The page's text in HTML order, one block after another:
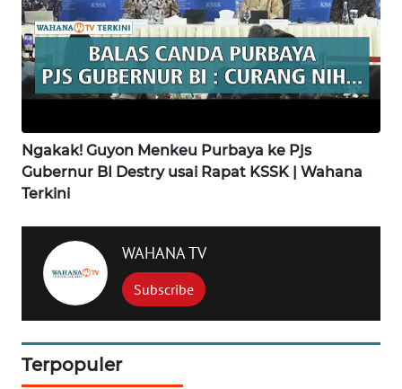
Ngakak! Guyon Menkeu Purbaya ke Pjs
Gubernur BI Destry usai Rapat KSSK | Wahana
Terkini
WAHANA TV
Subscribe
Terpopuler
WN
BINTAN
WN
MANDALIKA
WN
LIKUPANG
LABUANBAJO
WN
BORNEO
Wahana
Media
Group